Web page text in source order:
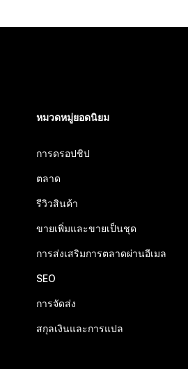
หมวดหมู่ยอดนิยม
การดรอปชิป
ตลาด
รีวิวสินค้า
ขายเพิ่มและขายเป็นชุด
การส่งเสริมการตลาดผ่านอีเมล
SEO
การจัดส่ง
สกุลเงินและการแปล